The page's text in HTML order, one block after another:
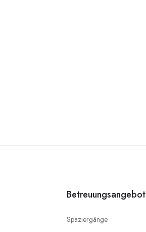
Betreuungsangebot
Spaziergänge